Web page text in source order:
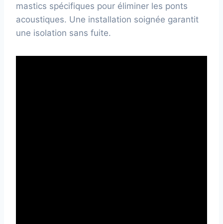
mastics spécifiques pour éliminer les ponts
acoustiques. Une installation soignée garantit
une isolation sans fuite.